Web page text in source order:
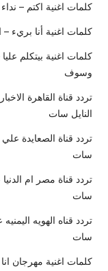
كلمات اغنية اكتم –
كلمات اغنية أنا بريء
كلمات اغنية بيتكلم
وسوف
تردد قناة القاهرة
النايل سات
تردد قناة الصعايدة علي
سات
تردد قناة مصر ام الدنيا
سات
تردد قناه الهويه
سات
كلمات اغنية مهرجان انا